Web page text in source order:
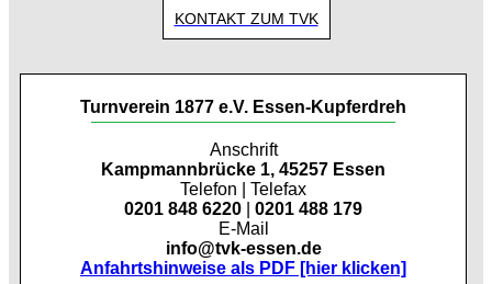
KONTAKT ZUM TVK
Turnverein 1877 e.V. Essen-Kupferdreh
Anschrift
Kampmannbrücke 1, 45257 Essen
Telefon | Telefax
0201 848 6220
0201 488 179
E-Mail
info@tvk-essen.de
Anfahrtshinweise als PDF [hier klicken]